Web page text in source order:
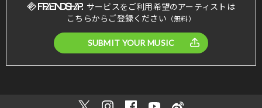
サービスをご利用希望のアーティストは
こちらからご登録ください （無料）
SUBMIT YOUR MUSIC